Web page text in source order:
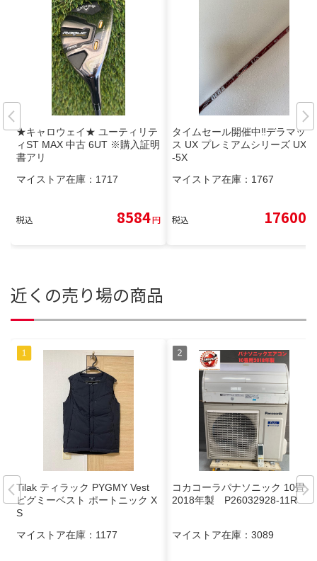
★キャロウェイ★ ユーティリテ
ィST MAX 中古 6UT ※購入証明
書アリ
マイストア在庫： 1717
税込 8584円
タイムセール開催中‼️デラマック
ス UX プレミアムシリーズ UXD
-5X
マイストア在庫： 1767
税込 17600
近くの売り場の商品
Tilak ティラック PYGMY Vest
ピグミーベスト ポートニック X
S
マイストア在庫： 1177
コカコーラパナソニック 10畳用
2018年製 P26032928-11R
マイストア在庫： 3089